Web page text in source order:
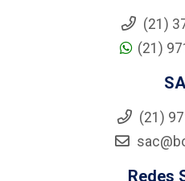
(21)
(21)
(21)
Redes